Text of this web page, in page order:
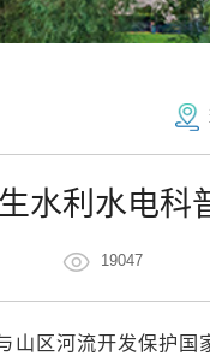
水利水电科
19047
区河流开发保护国